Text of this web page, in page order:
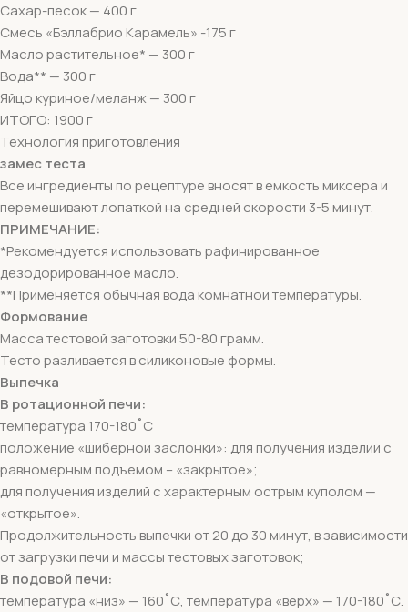
Сахар-песок — 400 г
Смесь «Бэллабрио Карамель» -175 г
Масло растительное* — 300 г
Вода** — 300 г
Яйцо куриное/меланж — 300 г
ИТОГО: 1900 г
Технология приготовления
замес теста
Все ингредиенты по рецептуре вносят в емкость миксера и
перемешивают лопаткой на средней скорости 3-5 минут.
ПРИМЕЧАНИЕ:
*Рекомендуется использовать рафинированное
дезодорированное масло.
**Применяется обычная вода комнатной температуры.
Формование
Масса тестовой заготовки 50-80 грамм.
Тесто разливается в силиконовые формы.
Выпечка
В ротационной печи:
температура 170-180˚С
положение «шиберной заслонки»: для получения изделий с
равномерным подъемом – «закрытое»;
для получения изделий с характерным острым куполом —
«открытое».
Продолжительность выпечки от 20 до 30 минут, в зависимости
от загрузки печи и массы тестовых заготовок;
В подовой печи:
температура «низ» — 160˚С, температура «верх» — 170-180˚С.